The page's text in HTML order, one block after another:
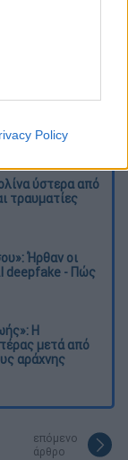
Policy
από τη
στη Ψάθα
ύστερα από
τραυματίες
Ήρθαν οι
deepfake - Πώς
Η
μετά από
αράχνης
επόμενο
άρθρο